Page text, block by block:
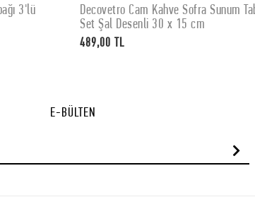
3'lü
SEPETE EKLE
Decovetro Cam Kahve Sofra Sunum
Set Şal Desenli 30 x 15 cm
489,00 TL
E-BÜLTEN